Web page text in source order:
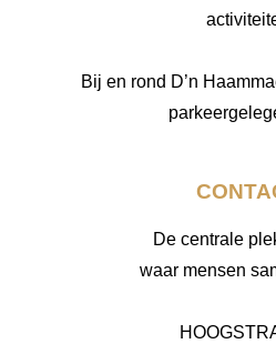
Bij en rond D’n
De centrale
waar mensen